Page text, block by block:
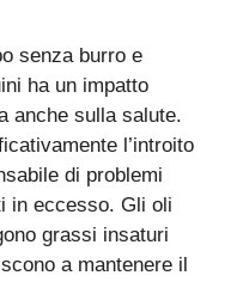
senza burro e
ha un impatto
anche sulla salute.
l’introito
di problemi
in eccesso. Gli oli
grassi insaturi
a mantenere il